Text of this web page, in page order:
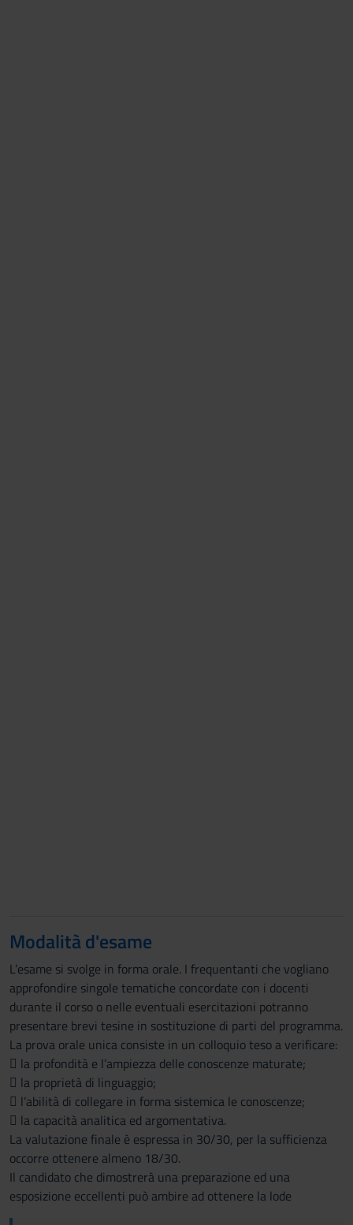
Modalità d'esame
L’esame si svolge in forma orale. I frequentanti che vogliano
approfondire singole tematiche concordate con i docenti
durante il corso o nelle eventuali esercitazioni potranno
presentare brevi tesine in sostituzione di parti del programma.
La prova orale unica consiste in un colloquio teso a verificare:
 la profondità e l’ampiezza delle conoscenze maturate;
 la proprietà di linguaggio;
 l’abilità di collegare in forma sistemica le conoscenze;
 la capacità analitica ed argomentativa.
La valutazione finale è espressa in 30/30, per la sufficienza
occorre ottenere almeno 18/30.
Il candidato che dimostrerà una preparazione ed una
esposizione eccellenti può ambire ad ottenere la lode